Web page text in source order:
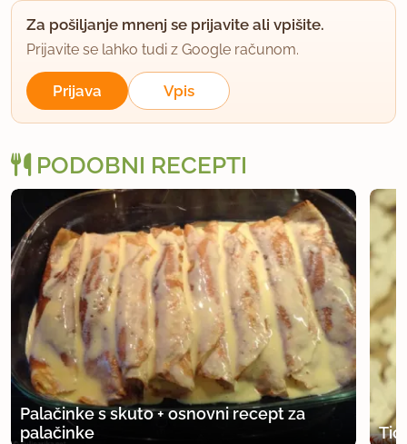
Za pošiljanje mnenj se prijavite ali vpišite.
Prijavite se lahko tudi z Google računom.
Prijava Vpis
PODOBNI RECEPTI
Palačinke s skuto + osnovni recept za
palačinke